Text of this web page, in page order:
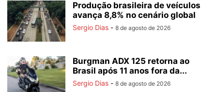
Produção brasileira de veículos
avança 8,8% no cenário global
Sergio Dias - 8 de agosto de 2026
Burgman ADX 125 retorna ao
Brasil após 11 anos fora da...
Sergio Dias - 8 de agosto de 2026